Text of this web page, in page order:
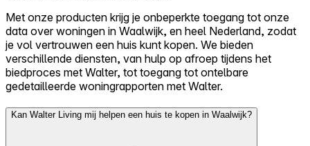
Met onze producten krijg je onbeperkte toegang tot onze
data over woningen in Waalwijk, en heel Nederland, zodat
je vol vertrouwen een huis kunt kopen. We bieden
verschillende diensten, van hulp op afroep tijdens het
biedproces met Walter, tot toegang tot ontelbare
gedetailleerde woningrapporten met Walter.
Kan Walter Living mij helpen een huis te kopen in Waalwijk?